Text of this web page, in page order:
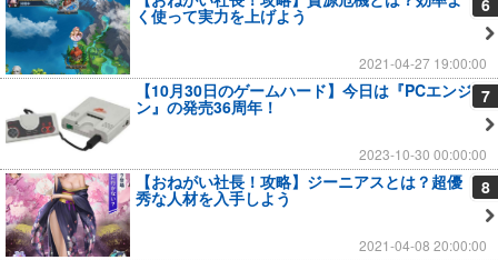
6
く使って実力を上げよう
2021-04-27 19:00:00
7
【10月30日のゲームハード】今日は『PCエンジ
ン』の発売36周年！
2023-10-30 00:00:00
8
【おねがい社長！攻略】ジーニアスとは？超優
秀な人材を入手しよう
2021-04-08 20:00:00